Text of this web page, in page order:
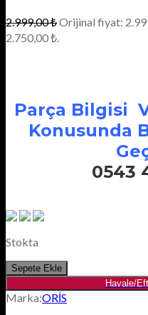
2.999,00₺Orijinal fiyat:
2.750,00 ₺.
Parça Bilgisi
Konusunda
0543
Stokta
Sepete Ekle
Havale/
Marka:ORİS